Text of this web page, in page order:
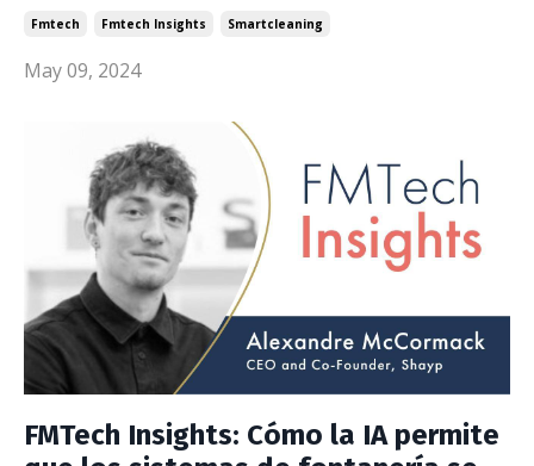
Fmtech Fmtech Insights Smartcleaning
May 09, 2024
FMTech Insights: Cómo la IA permite